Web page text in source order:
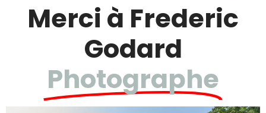
Merci à Frederic
Godard
Photographe